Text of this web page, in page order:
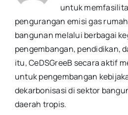
untuk
pengurangan emisi gas
bangunan melalui berbagai
pengembangan, pendidikan,
itu, CeDSGreeB secara aktif
untuk pengembangan
dekarbonisasi di sektor
daerah tropis.